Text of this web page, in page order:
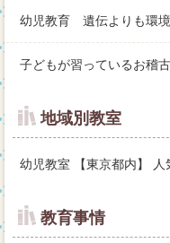
幼児教育 遺伝よりも環
子どもが習っているお稽
地域別教室
幼児教室 【東京都内】 人
教育事情